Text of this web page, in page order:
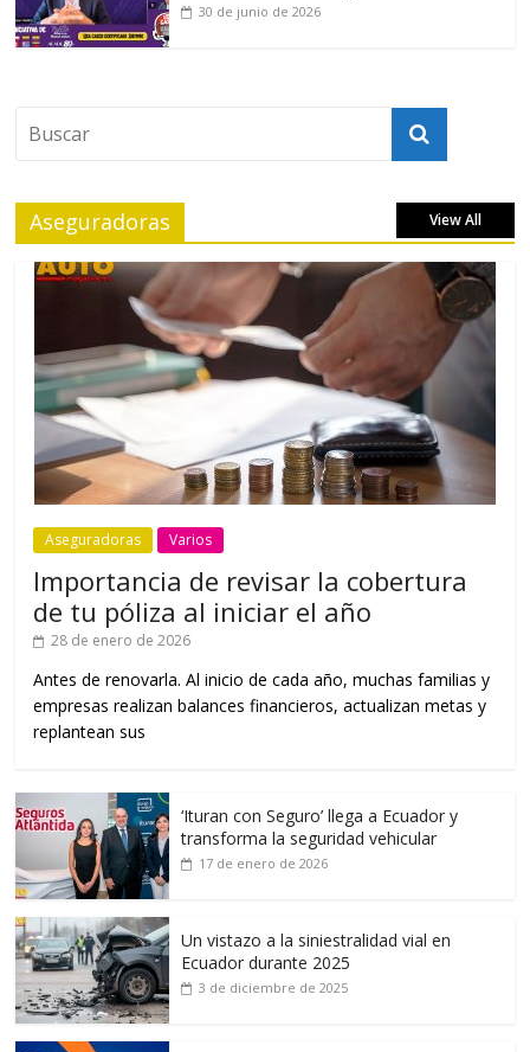
30 de junio de 2026
Aseguradoras View All
Aseguradoras Varios
Importancia de revisar la cobertura
de tu póliza al iniciar el año
28 de enero de 2026
Antes de renovarla. Al inicio de cada año, muchas familias y
empresas realizan balances financieros, actualizan metas y
replantean sus
‘Ituran con Seguro’ llega a Ecuador y
transforma la seguridad vehicular
17 de enero de 2026
Un vistazo a la siniestralidad vial en
Ecuador durante 2025
3 de diciembre de 2025